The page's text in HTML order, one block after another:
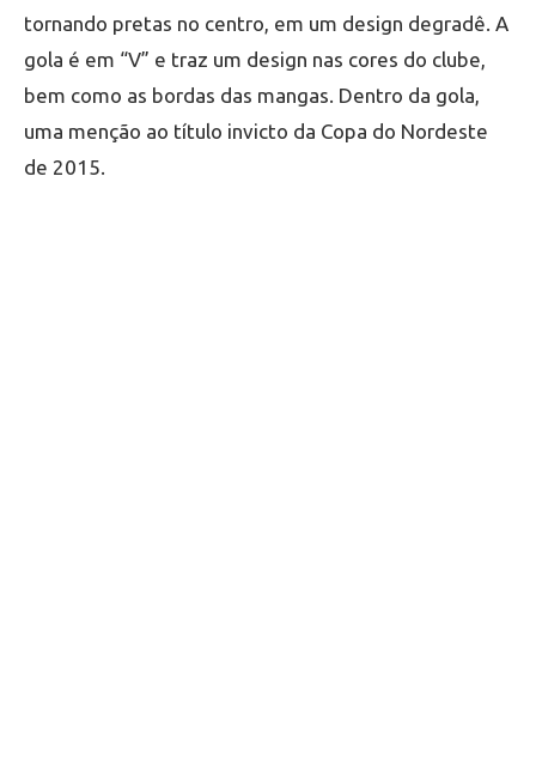
tornando pretas no centro, em um design degradê. A
gola é em “V” e traz um design nas cores do clube,
bem como as bordas das mangas. Dentro da gola,
uma menção ao título invicto da Copa do Nordeste
de 2015.